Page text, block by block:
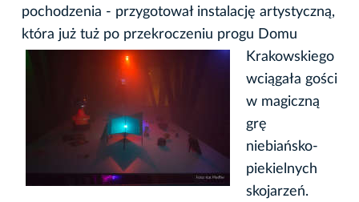
pochodzenia - przygotował instalację artystyczną,
która już tuż po przekroczeniu progu Domu
Krakowskiego
wciągała gości
w magiczną
grę
niebiańsko-
piekielnych
skojarzeń.